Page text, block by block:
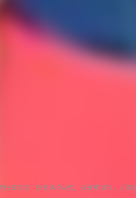
投资建议！投资风险自负。投资有风险，入市